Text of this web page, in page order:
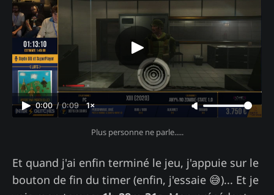
0:00 / 0:09 1×
Plus personne ne parle.....
Et quand j'ai enfin terminé le jeu, j'appuie sur le
bouton de fin du timer (enfin, j'essaie 😅)... Et je